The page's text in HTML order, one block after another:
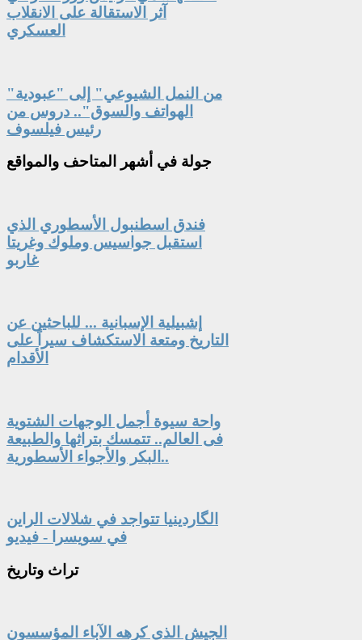
آثر الاستقالة على الانقلاب
العسكري
"من النمل الشيوعي" إلى "عبودية
الهواتف والسوق".. دروس من
رئيس فيلسوف
جولة في أشهر المتاحف والمواقع
فندق اسطنبول الأسطوري الذي
استقبل جواسيس وملوك وغريتا
غاربو
إشبيلية الإسبانية ... للباحثين عن
التاريخ ومتعة الاستكشاف سيراً على
الأقدام
واحة سيوة أجمل الوجهات الشتوية
فى العالم.. تتمسك بتراثها والطبيعة
البكر والأجواء الأسطورية..
الگاردينيا تتواجد في شلالات الراين
في سويسرا - فيديو
تراث وتاريخ
الجيش الذي كرهه الآباء المؤسسون